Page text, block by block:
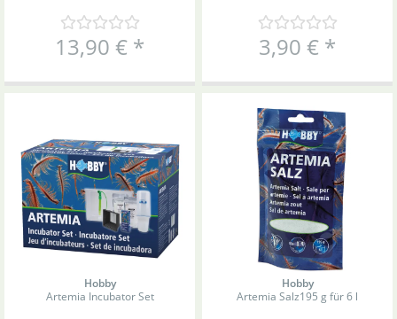
13,90 € * 3,90 € *
Hobby
Artemia Incubator Set
Hobby
Artemia Salz195 g für 6 l